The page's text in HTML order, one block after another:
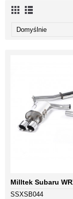
Milltek Subaru
SSXSB044